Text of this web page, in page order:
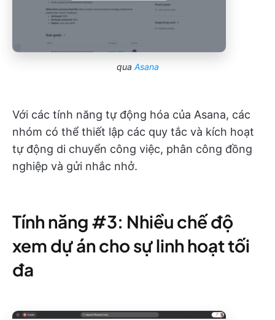
qua Asana
Với các tính năng tự động hóa của Asana, các
nhóm có thể thiết lập các quy tắc và kích hoạt
tự động di chuyển công việc, phân công đồng
nghiệp và gửi nhắc nhở.
Tính năng #3: Nhiều chế độ
xem dự án cho sự linh hoạt tối
đa